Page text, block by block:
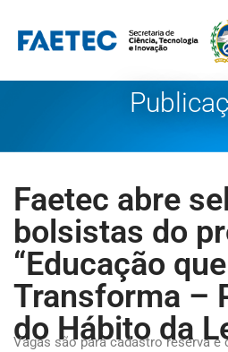
Pular
Faetec abre
bolsistas do
“Educação que
Transforma –
do Hábito da
Vagas são para cadastro reserva e